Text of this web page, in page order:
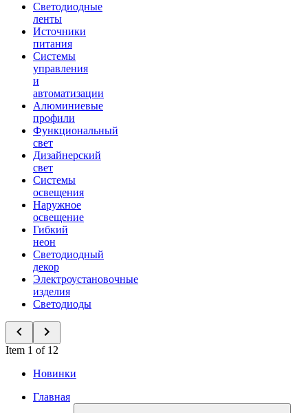
Светодиодные
ленты
Источники
питания
Системы
управления
и
автоматизации
Алюминиевые
профили
Функциональный
свет
Дизайнерский
свет
Системы
освещения
Наружное
освещение
Гибкий
неон
Светодиодный
декор
Электроустановочные
изделия
Светодиоды
Item 1 of 12
Новинки
Главная